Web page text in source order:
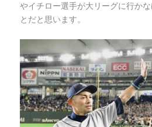
やイチロー選手が大リーグに行か
とだと思います。